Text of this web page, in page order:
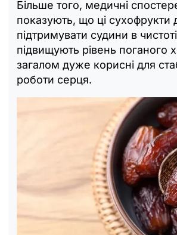
Більше того, медичні
показують, що ці сухофрукти
підтримувати судини в
підвищують рівень поганого
загалом дуже корисні для
роботи серця.